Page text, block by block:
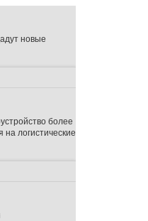
новые
более
логистические